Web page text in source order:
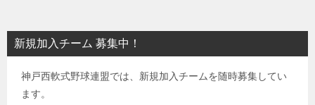
ビ
ゲ
新規加入チーム 募集中！
神戸西軟式野球連盟では、新規加入チームを随時募集してい
ます。